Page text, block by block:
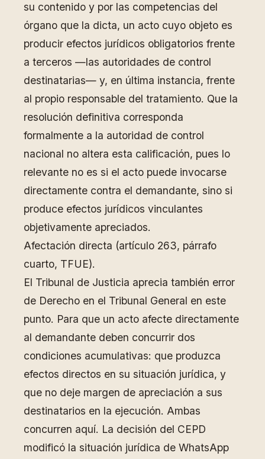
su contenido y por las competencias del
órgano que la dicta, un acto cuyo objeto es
producir efectos jurídicos obligatorios frente
a terceros —las autoridades de control
destinatarias— y, en última instancia, frente
al propio responsable del tratamiento. Que la
resolución definitiva corresponda
formalmente a la autoridad de control
nacional no altera esta calificación, pues lo
relevante no es si el acto puede invocarse
directamente contra el demandante, sino si
produce efectos jurídicos vinculantes
objetivamente apreciados.
Afectación directa (artículo 263, párrafo
cuarto, TFUE).
El Tribunal de Justicia aprecia también error
de Derecho en el Tribunal General en este
punto. Para que un acto afecte directamente
al demandante deben concurrir dos
condiciones acumulativas: que produzca
efectos directos en su situación jurídica, y
que no deje margen de apreciación a sus
destinatarios en la ejecución. Ambas
concurren aquí. La decisión del CEPD
modificó la situación jurídica de WhatsApp